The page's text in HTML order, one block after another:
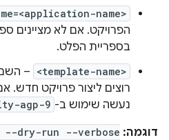
name>
הפרויקט. אם לא מציינים
בספריית הפלט.
<template-name>
–
רוצים ליצור פרויקט חדש.
נעשה שימוש ב- agp-9
דוגמה: --dry-run --verbose